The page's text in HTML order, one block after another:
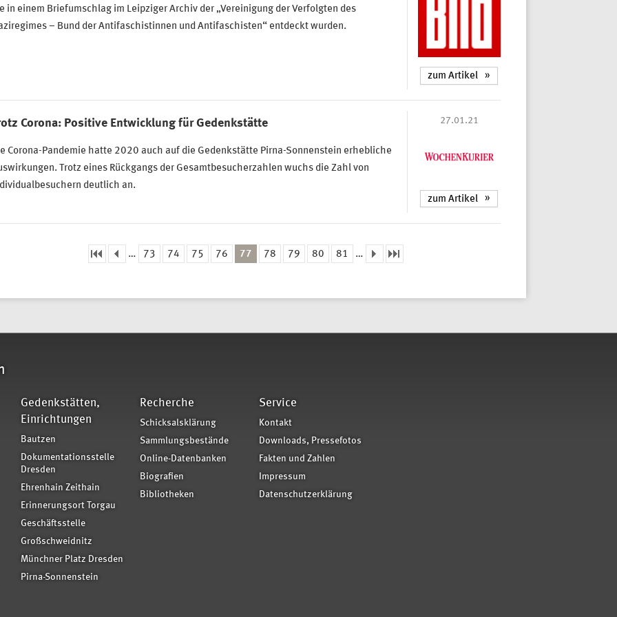
in einem Briefumschlag im Leipziger Archiv der „Vereinigung der Verfolgten des
– Bund der Antifaschistinnen und Antifaschisten“ entdeckt wurden.
zum Artikel
Corona: Positive Entwicklung für Gedenkstätte
Corona-Pandemie hatte 2020 auch auf die Gedenkstätte Pirna-Sonnenstein erhebliche
Trotz eines Rückgangs der Gesamtbesucherzahlen wuchs die Zahl von
deutlich an.
27.01.21
zum Artikel
… 73 74 75 76 77 78 79 80 81 …
Gedenkstätten,
Einrichtungen
Bautzen
Dokumentationsstelle
Dresden
Ehrenhain Zeithain
Erinnerungsort Torgau
Geschäftsstelle
Großschweidnitz
Münchner Platz Dresden
Pirna-Sonnenstein
Recherche
Schicksalsklärung
Sammlungsbestände
Online-Datenbanken
Biografien
Bibliotheken
Service
Kontakt
Downloads, Pressefotos
Fakten und Zahlen
Impressum
Datenschutzerklärung